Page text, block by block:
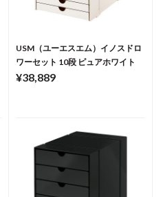
USM（ユーエスエム）イノスドロ
ワーセット 10段 ピュアホワイト
¥38,889